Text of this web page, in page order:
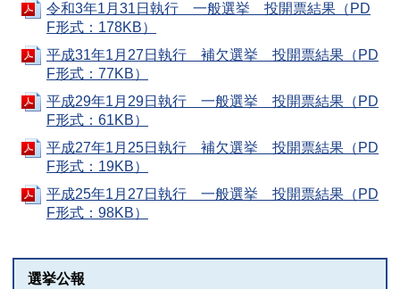
令和3年1月31日執行 一般選挙 投開票結果（PD
F形式：178KB）
平成31年1月27日執行 補欠選挙 投開票結果（PD
F形式：77KB）
平成29年1月29日執行 一般選挙 投開票結果（PD
F形式：61KB）
平成27年1月25日執行 補欠選挙 投開票結果（PD
F形式：19KB）
平成25年1月27日執行 一般選挙 投開票結果（PD
F形式：98KB）
選挙公報